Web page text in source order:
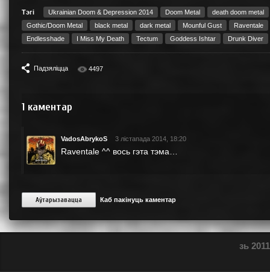
Тэгі Ukrainian Doom & Depression 2014 Doom Metal
death doom metal
Gothic/Doom Metal
black metal dark metal Mounful Gust
Raventale
Endlesshade
I Miss My Death Tectum Goddess Ishtar Drunk Diver
Падзяліцца 4497
1 каментар
VadosAbrykoS 3 лістапада 2014, 18:20
Raventale ^^ вось гэта тэма…
Аўтарызавацца Каб пакінуць каментар
зь 2011